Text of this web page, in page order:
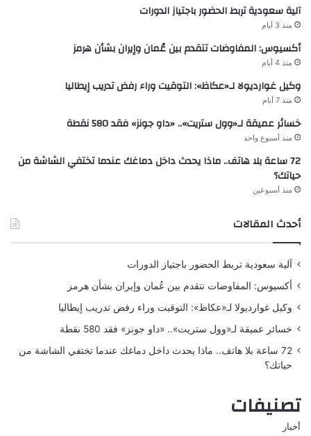
آلية سعودية تربط الحضور باجتياز الدورات
منذ 3 أيام
أكسيوس: المفاوضات تتقدم بين عُمان وإيران بشأن هرمز
منذ 4 أيام
وكيل غوارديولا لـ«عكاظ»: التوقيت وراء رفض تدريب إيطاليا
منذ 7 أيام
خسائر عميقة لـ«وول ستريت».. «داو جونز» فقد 580 نقطة
منذ أسبوع واحد
72 ساعة بلا هاتف.. ماذا يحدث داخل دماغك عندما تختفي الشاشة من
حياتك؟
منذ أسبوعين
أحدث المقالات
آلية سعودية تربط الحضور باجتياز الدورات
أكسيوس: المفاوضات تتقدم بين عُمان وإيران بشأن هرمز
وكيل غوارديولا لـ«عكاظ»: التوقيت وراء رفض تدريب إيطاليا
خسائر عميقة لـ«وول ستريت».. «داو جونز» فقد 580 نقطة
72 ساعة بلا هاتف.. ماذا يحدث داخل دماغك عندما تختفي الشاشة من
حياتك؟
تصنيفات
أخبار